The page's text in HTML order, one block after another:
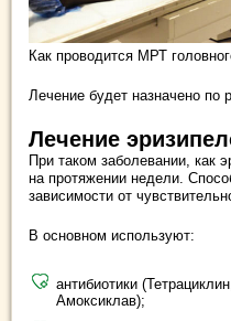
Как проводится МРТ
Лечение будет назначено по
Лечение
При таком заболевании, как
на протяжении недели.
зависимости от
В основном используют:
антибиотики
Амоксиклав);